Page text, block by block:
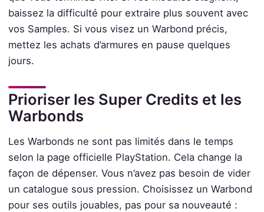
baissez la difficulté pour extraire plus souvent avec
vos Samples. Si vous visez un Warbond précis,
mettez les achats d’armures en pause quelques
jours.
Prioriser les Super Credits et les
Warbonds
Les Warbonds ne sont pas limités dans le temps
selon la page officielle PlayStation. Cela change la
façon de dépenser. Vous n’avez pas besoin de vider
un catalogue sous pression. Choisissez un Warbond
pour ses outils jouables, pas pour sa nouveauté :